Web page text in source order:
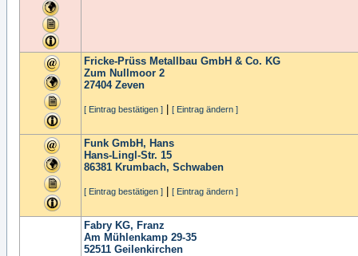
Fricke-Prüss Metallbau GmbH & Co. KG
Zum Nullmoor 2
27404 Zeven
[ Eintrag bestätigen ] [ Eintrag ändern ]
Funk GmbH, Hans
Hans-Lingl-Str. 15
86381 Krumbach, Schwaben
[ Eintrag bestätigen ] [ Eintrag ändern ]
Fabry KG, Franz
Am Mühlenkamp 29-35
52511 Geilenkirchen